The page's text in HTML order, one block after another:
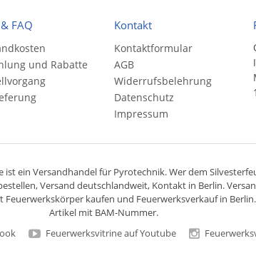
FAQ
und Rabatte
Kontakt
Kontaktformular
AGB
Widerrufsbelehrung
Datenschutz
Impressum
ist ein Versandhandelfür Pyrotechnik. Wer dem
Versand deutschlandweit, Kontakt in Berlin.
Feuerwerkskörperkaufen und Feuerwerksverkauf in
Artikel mit BAM-Nummer.
Feuerwerksvitrine auf Youtube